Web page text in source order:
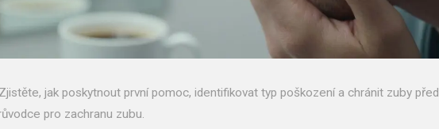
jak poskytnout první pomoc, identifikovat typ poškození a chránit zuby před
pro zachranu zubu.